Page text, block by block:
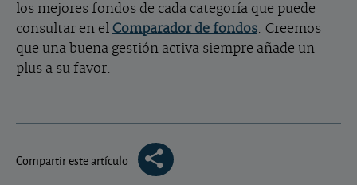
los mejores fondos de cada categoría que puede
consultar en el Comparador de fondos. Creemos
que una buena gestión activa siempre añade un
plus a su favor.
Compartir este artículo